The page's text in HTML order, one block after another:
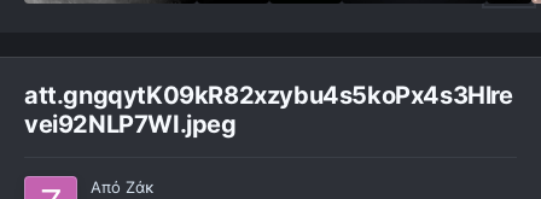
att.gngqytK09kR82xzybu4s5koPx4s3Hlre
vei92NLP7WI.jpeg
Από Ζάκ